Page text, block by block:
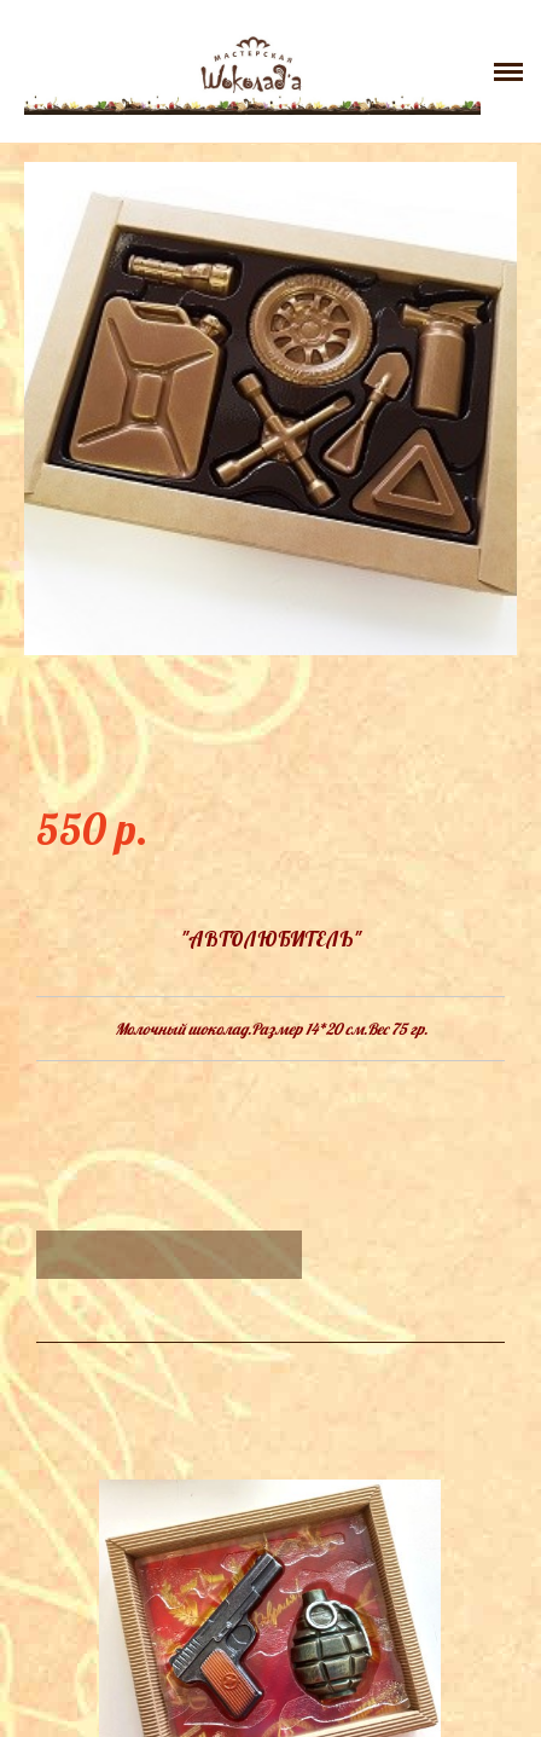
Галерея
Контакты
АВТОЛЮБИТЕЛЬ
550 p.
"АВТОЛЮБИТЕЛЬ"
Молочный шоколад.Размер 14*20 см.Вес 75 гр.
ТАКЖЕ ВАМ МОЖЕТ
ПОНРАВИТЬСЯ